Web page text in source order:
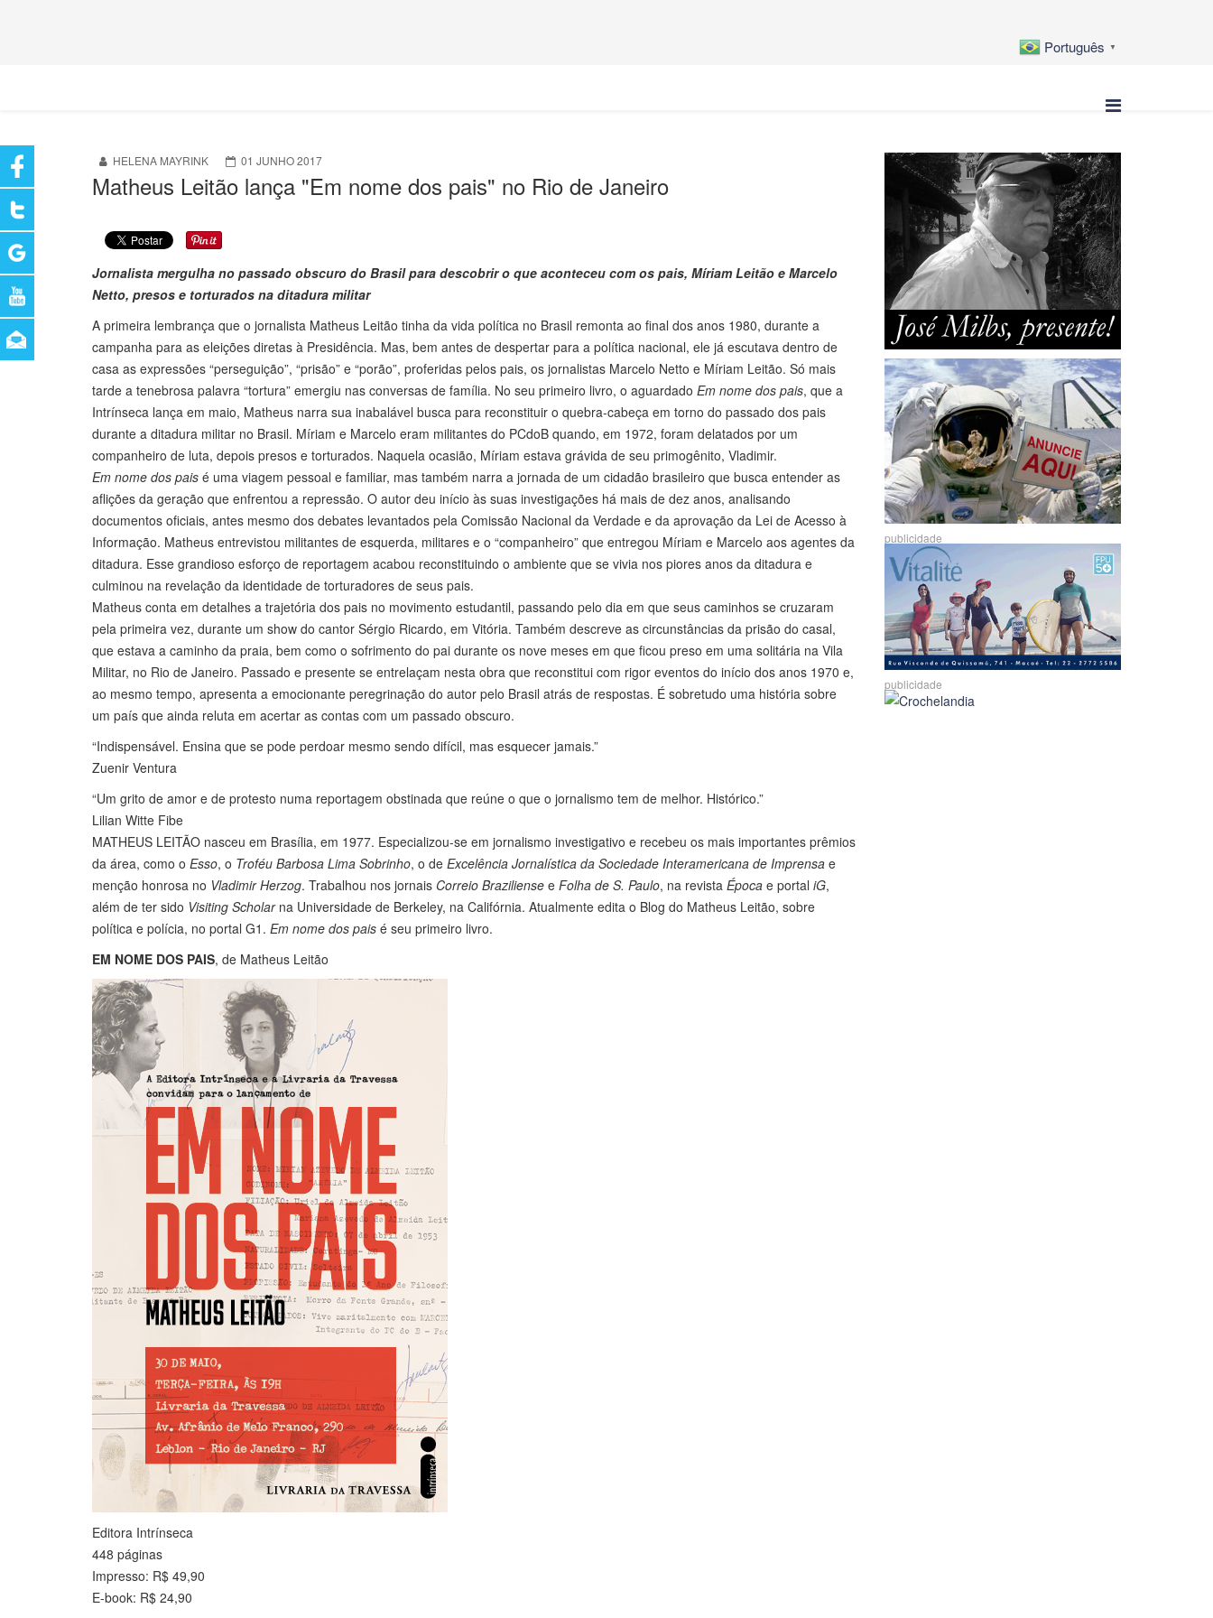
Português ▼
HELENA MAYRINK 01 JUNHO 2017
Matheus Leitão lança "Em nome dos pais" no Rio de Janeiro
Jornalista mergulha no passado obscuro do Brasil para descobrir o que aconteceu com os pais, Míriam Leitão e Marcelo
Netto, presos e torturados na ditadura militar
A primeira lembrança que o jornalista Matheus Leitão tinha da vida política no Brasil remonta ao final dos anos 1980, durante a
campanha para as eleições diretas à Presidência. Mas, bem antes de despertar para a política nacional, ele já escutava dentro de
casa as expressões “perseguição”, “prisão” e “porão”, proferidas pelos pais, os jornalistas Marcelo Netto e Míriam Leitão. Só mais
tarde a tenebrosa palavra “tortura” emergiu nas conversas de família. No seu primeiro livro, o aguardado Em nome dos pais, que a
Intrínseca lança em maio, Matheus narra sua inabalável busca para reconstituir o quebra-cabeça em torno do passado dos pais
durante a ditadura militar no Brasil. Míriam e Marcelo eram militantes do PCdoB quando, em 1972, foram delatados por um
companheiro de luta, depois presos e torturados. Naquela ocasião, Míriam estava grávida de seu primogênito, Vladimir.
Em nome dos pais é uma viagem pessoal e familiar, mas também narra a jornada de um cidadão brasileiro que busca entender as
aflições da geração que enfrentou a repressão. O autor deu início às suas investigações há mais de dez anos, analisando
documentos oficiais, antes mesmo dos debates levantados pela Comissão Nacional da Verdade e da aprovação da Lei de Acesso à
Informação. Matheus entrevistou militantes de esquerda, militares e o “companheiro” que entregou Míriam e Marcelo aos agentes da
ditadura. Esse grandioso esforço de reportagem acabou reconstituindo o ambiente que se vivia nos piores anos da ditadura e
culminou na revelação da identidade de torturadores de seus pais.
Matheus conta em detalhes a trajetória dos pais no movimento estudantil, passando pelo dia em que seus caminhos se cruzaram
pela primeira vez, durante um show do cantor Sérgio Ricardo, em Vitória. Também descreve as circunstâncias da prisão do casal,
que estava a caminho da praia, bem como o sofrimento do pai durante os nove meses em que ficou preso em uma solitária na Vila
Militar, no Rio de Janeiro. Passado e presente se entrelaçam nesta obra que reconstitui com rigor eventos do início dos anos 1970 e,
ao mesmo tempo, apresenta a emocionante peregrinação do autor pelo Brasil atrás de respostas. É sobretudo uma história sobre
um país que ainda reluta em acertar as contas com um passado obscuro.
“Indispensável. Ensina que se pode perdoar mesmo sendo difícil, mas esquecer jamais.”
Zuenir Ventura
“Um grito de amor e de protesto numa reportagem obstinada que reúne o que o jornalismo tem de melhor. Histórico.”
Lilian Witte Fibe
MATHEUS LEITÃO nasceu em Brasília, em 1977. Especializou-se em jornalismo investigativo e recebeu os mais importantes prêmios
da área, como o Esso, o Troféu Barbosa Lima Sobrinho, o de Excelência Jornalística da Sociedade Interamericana de Imprensa e
menção honrosa no Vladimir Herzog. Trabalhou nos jornais Correio Braziliense e Folha de S. Paulo, na revista Época e portal iG,
além de ter sido Visiting Scholarna Universidade de Berkeley, na Califórnia. Atualmente edita o Blog do Matheus Leitão, sobre
política e polícia, no portal G1. Em nome dos pais é seu primeiro livro.
EM NOME DOS PAIS, de Matheus Leitão
Editora Intrínseca
448 páginas
Impresso: R$ 49,90
E-book: R$ 24,90
publicidade
publicidade